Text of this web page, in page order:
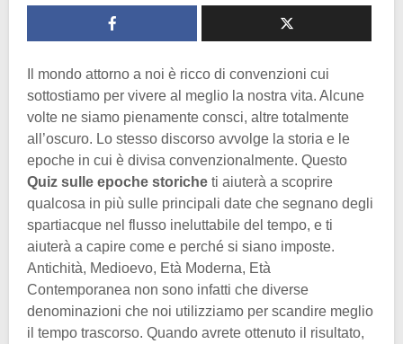
Il mondo attorno a noi è ricco di convenzioni cui
sottostiamo per vivere al meglio la nostra vita. Alcune
volte ne siamo pienamente consci, altre totalmente
all’oscuro. Lo stesso discorso avvolge la storia e le
epoche in cui è divisa convenzionalmente. Questo
Quiz sulle epoche storiche ti aiuterà a scoprire
qualcosa in più sulle principali date che segnano degli
spartiacque nel flusso ineluttabile del tempo, e ti
aiuterà a capire come e perché si siano imposte.
Antichità, Medioevo, Età Moderna, Età
Contemporanea non sono infatti che diverse
denominazioni che noi utilizziamo per scandire meglio
il tempo trascorso. Quando avrete ottenuto il risultato,